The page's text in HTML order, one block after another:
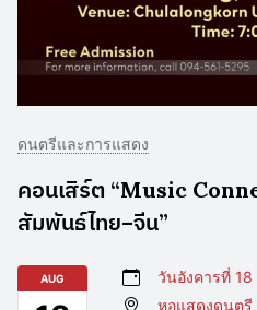
ดนตรีและการแสดง
คอนเสิร์ต “Music
สัมพันธ์ไทย–จีน”
AUG
วันอังคารที่
หอแสดงดนต